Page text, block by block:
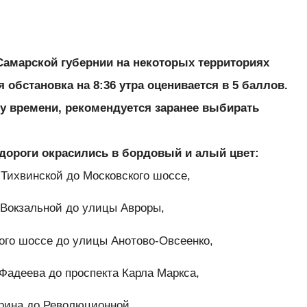
губернии на некоторых территориях
на 8:36 утра оценивается в 5 баллов.
времени, рекомендуется заранее выбирать
окрасились в бордовый и алый цвет:
до Московского шоссе,
до улицы Авроры,
шоссе до улицы Анотово-Овсеенко,
до проспекта Карла Маркса,